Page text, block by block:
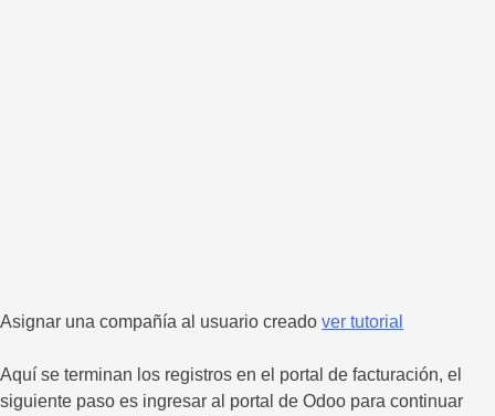
Asignar una compañía al usuario creado ver tutorial
Aquí se terminan los registros en el portal de facturación, el
siguiente paso es ingresar al portal de Odoo para continuar